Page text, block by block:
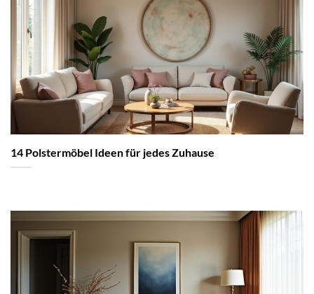
14 Polstermöbel Ideen für jedes Zuhause